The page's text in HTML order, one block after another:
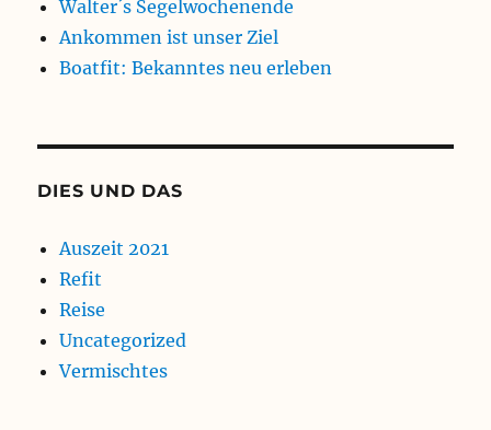
Walter´s Segelwochenende
Ankommen ist unser Ziel
Boatfit: Bekanntes neu erleben
DIES UND DAS
Auszeit 2021
Refit
Reise
Uncategorized
Vermischtes